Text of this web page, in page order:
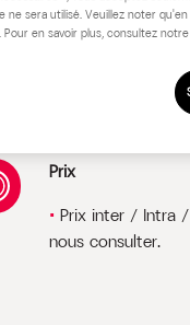
Prix
Prix inter / Intra /
nous consulter.
ne sera utilisé. Veuillez noter
en savoir plus, consultez notre